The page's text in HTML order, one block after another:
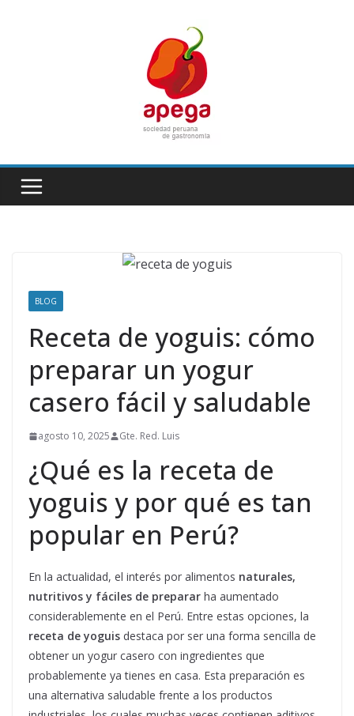
BLOG
Receta de yoguis: cómo
preparar un yogur
casero fácil y saludable
agosto 10, 2025 Gte. Red. Luis
¿Qué es la receta de
yoguis y por qué es tan
popular en Perú?
En la actualidad, el interés por alimentos naturales,
nutritivos y fáciles de preparar ha aumentado
considerablemente en el Perú. Entre estas opciones, la
receta de yoguis destaca por ser una forma sencilla de
obtener un yogur casero con ingredientes que
probablemente ya tienes en casa. Esta preparación es
una alternativa saludable frente a los productos